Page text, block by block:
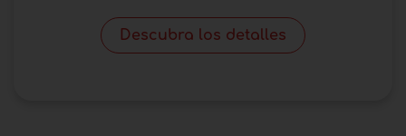
Descubra los detalles